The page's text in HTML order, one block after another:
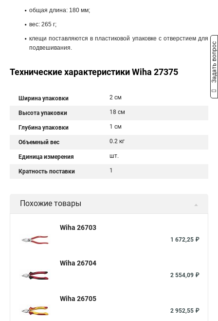
общая длина: 180 мм;
вес: 265 г;
клещи поставляются в пластиковой упаковке с отверстием для
подвешивания.
Технические характеристики Wiha 27375
Ширина упаковки 2 см
Высота упаковки 18 см
Глубина упаковки 1 см
Объемный вес 0.2 кг
Единица измерения шт.
Кратность поставки 1
Похожие товары
Wiha 26703
1 672,25 ₽
Wiha 26704
2 554,09 ₽
Wiha 26705
2 952,55 ₽
Задать вопрос